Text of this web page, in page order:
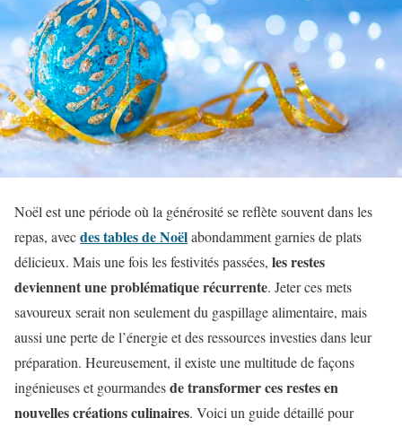
Noël est une période où la générosité se reflète souvent dans les
repas, avecdes tables de Noëlabondamment garnies de plats
délicieux. Mais une fois les festivités passées, les restes
deviennent une problématique récurrente. Jeter ces mets
savoureux serait non seulement du gaspillage alimentaire, mais
aussi une perte de l’énergie et des ressources investies dans leur
préparation. Heureusement, il existe une multitude de façons
ingénieuses et gourmandesde transformer ces restes en
nouvelles créations culinaires. Voici un guide détaillé pour